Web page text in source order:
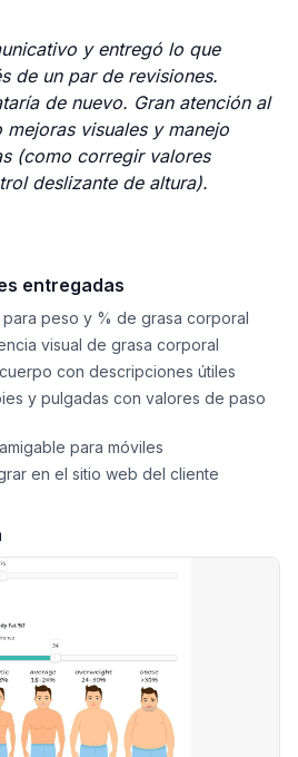
y entregó lo que
de un par de revisiones.
de nuevo. Gran atención al
visuales y manejo
(como corregir valores
deslizante de altura).
entregadas
peso y % de grasa corporal
visual de grasa corporal
con descripciones útiles
y pulgadas con valores de paso
para móviles
en el sitio web del cliente